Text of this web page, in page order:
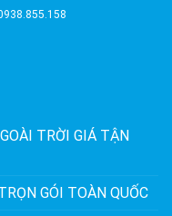
TRỜI GIÁ TẬN
GÓI TOÀN QUỐC